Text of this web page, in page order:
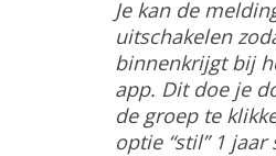
Je kan de
uitschakelen
binnenkrijgt bij
app. Dit doe je
de groep te
optie “stil” 1 jaar